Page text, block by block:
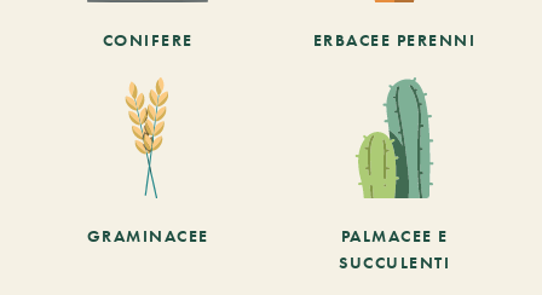
CONIFERE ERBACEE PERENNI
GRAMINACEE
PALMACEE E
SUCCULENTI